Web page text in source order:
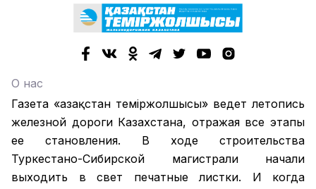
О нас
Газета «Қазақстан теміржолшысы» ведет летопись
железной дороги Казахстана, отражая все этапы
ее становления. В ходе строительства
Туркестано-Сибирской магистрали начали
выходить в свет печатные листки. И когда